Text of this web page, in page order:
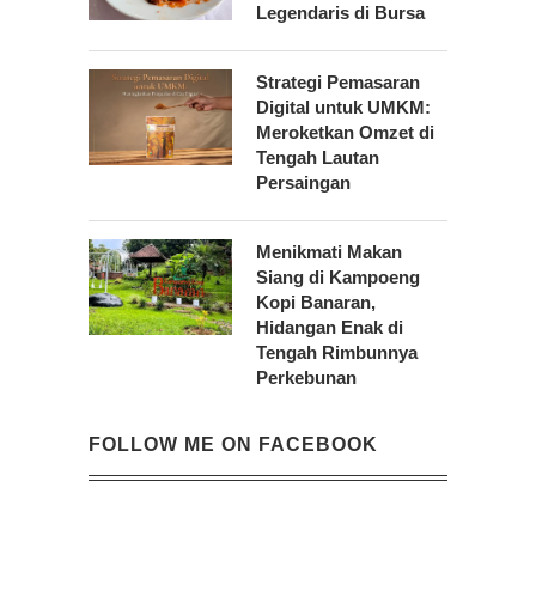
Legendaris di Bursa
Strategi Pemasaran
Digital untuk UMKM:
Meroketkan Omzet di
Tengah Lautan
Persaingan
Menikmati Makan
Siang di Kampoeng
Kopi Banaran,
Hidangan Enak di
Tengah Rimbunnya
Perkebunan
FOLLOW ME ON FACEBOOK